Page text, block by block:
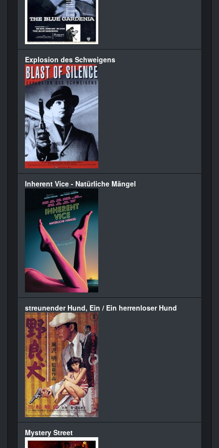
Explosion des Schweigens
Inherent Vice - Natürliche Mängel
streunender Hund, Ein / Ein herrenloser Hund
Mystery Street